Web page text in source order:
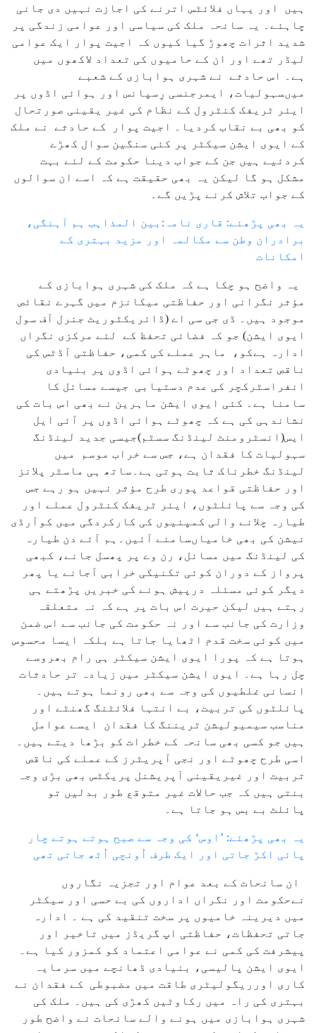
ہیں اور یہاں فلائٹس اترنے کی اجازت نہیں دی جانی
چاہئے۔ یہ سانحہ ملک کی سیاسی اور عوامی زندگی پر
شدید اثرات چھوڑ گیا کیوں کہ اجیت پوار ایک عوامی
لیڈر تھے اور ان کے حامیوں کی تعداد لاکھوں میں
ہے۔ اس حادثے نے شہری ہوابازی کے شعبے
میںسہولیات، ایمرجنسی رِسپانس اور ہوائی اڈوں پر
ایئر ٹریفک کنٹرول کے نظام کی غیر یقینی صورتحال
کو بھی بے نقاب کردیا۔ اجیت پوار کے حادثے نے ملک
کے ایوی ایشن سیکٹر پر کئی سنگین سوال کھڑے
کردئیے ہیں جن کے جواب دینا حکومت کے لئے بہت
مشکل ہو گا لیکن یہ بھی حقیقت ہے کہ اسے ان سوالوں
کے جواب تلاش کرنے پڑیں گے۔
یہ بھی پڑھئے: قاری نامہ:بین المذاہب ہم آہنگی،
برادران وطن سے مکالمہ اور مزید بہتری کے
امکانات
یہ واضح ہو چکا ہے کہ ملک کی شہری ہوابازی کے
مؤثر نگرانی اور حفاظتی میکانزم میں گہرے نقائص
موجود ہیں۔ ڈی جی سی اے (ڈائریکٹوریٹ جنرل آف سول
ایوی ایشن) جو کہ فضائی تحفظ کے لئے مرکزی نگراں
ادارہ ہےکو، ماہر عملے کی کمی، حفاظتی آڈٹس کی
ناقص تعداد اور چھوٹے ہوائی اڈوں پر بنیادی
انفراسٹرکچر کی عدم دستیابی جیسے مسائل کا
سامنا ہے۔ کئی ایوی ایشن ماہرین نے بھی اس بات کی
نشاندہی کی ہے کہ چھوٹے ہوائی اڈوں پر آئی ایل
ایس(انسٹرومنٹ لینڈنگ سسٹم)جیسی جدید لینڈنگ
سہولیات کا فقدان ہے، جس سے خراب موسم میں
لینڈنگ خطرناک ثابت ہوتی ہے۔ساتھ ہی ماسٹر پلانز
اور حفاظتی قواعد پوری طرح مؤثر نہیں ہو رہے جس
کی وجہ سے پائلٹوں، ایئر ٹریفک کنٹرول عملے اور
طیارہ چلانے والی کمپنیوں کی کارکردگی میں کوآرڈی
نیشن کی بھی خامیاںسامنے آئیں۔ہم آئے دن طیارہ
کی لینڈنگ میں مسائل، رن وے پر پھسل جانے، کبھی
پرواز کے دوران کوئی تکنیکی خرابی آجانے یا پھر
دیگر کوئی مسئلہ درپیش ہونے کی خبریں پڑھتے ہی
رہتے ہیں لیکن حیرت اس بات پر ہے کہ نہ متعلقہ
وزارت کی جانب سے اور نہ حکومت کی جانب سے اس ضمن
میں کوئی سخت قدم اٹھایا جاتا ہے بلکہ ایسا محسوس
ہوتا ہے کہ پورا ایوی ایشن سیکٹر ہی رام بھروسے
چل رہا ہے۔ ایوی ایشن سیکٹر میں زیادہ تر حادثات
انسانی غلطیوں کی وجہ سے بھی رونما ہوتے ہیں۔
پائلٹوں کی تربیت، بے انتہا فلائٹنگ گھنٹے اور
مناسب سیمیولیشن ٹریننگ کا فقدان ایسے عوامل
ہیں جو کسی بھی سانحہ کے خطرات کو بڑھا دیتے ہیں۔
اسی طرح چھوٹے اور نجی آپریٹرز کے عملے کی ناقص
تربیت اور غیریقینی آپریشنل پریکٹس بھی بڑی وجہ
بنتی ہیں کہ جب حالات غیر متوقع طور بدلیں تو
پائلٹ بے بس ہو جاتا ہے۔
یہ بھی پڑھئے: ’اوس‘ کی وجہ سے صبح ہوتے ہوتے چار
پائی اکڑ جاتی اور ایک طرف اُونچی اُٹھ جاتی تھی
ان سانحات کے بعد عوام اور تجزیہ نگاروں
نےحکومت اور نگراں اداروں کی بے حسی اور سیکٹر
میں دیرینہ خامیوں پر سخت تنقید کی ہے ۔ ادارہ
جاتی تحفظات، حفاظتی اپ گریڈز میں تاخیر اور
پیشرفت کی کمی نے عوامی اعتماد کو کمزور کیا ہے۔
ایوی ایشن پالیسی، بنیادی ڈھانچے میں سرمایہ
کاری اورریگولیٹری طاقت میں مضبوطی کے فقدان نے
بہتری کی راہ میں رکاوٹیں کھڑی کی ہیں۔ ملک کی
شہری ہوابازی میں ہونے والے سانحات نے واضح طور